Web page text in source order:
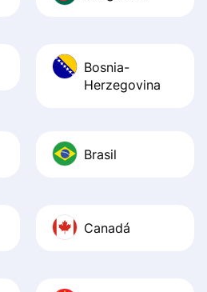
Bosnia-
Herzegovina
Brasil
Canadá